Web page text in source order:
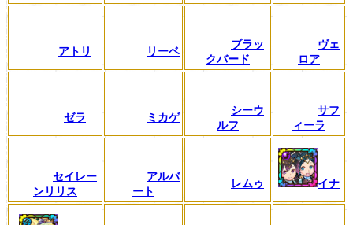
アトリ リーベ
ブラッ
クバード
ヴェ
ロア
ゼラ ミカゲ
シーウ
ルフ
サフ
ィーラ
セイレー
ンリリス
アルバ
ート
レムゥ イナ